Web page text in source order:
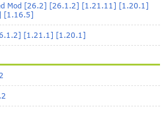
Mod [26.2] [26.1.2] [1.21.11] [1.20.1]
[1.16.5]
[1.21.1] [1.20.1]